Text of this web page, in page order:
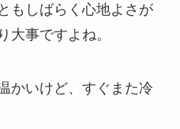
もしばらく心地よさが
大事ですよね。
かいけど、すぐまた冷